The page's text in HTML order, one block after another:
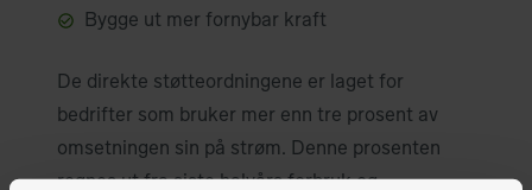
Bygge ut mer fornybar kraft
De direkte støtteordningene er laget for
bedrifter som bruker mer enn tre prosent av
omsetningen sin på strøm. Denne prosenten
regnes ut fra siste halvårs forbruk og